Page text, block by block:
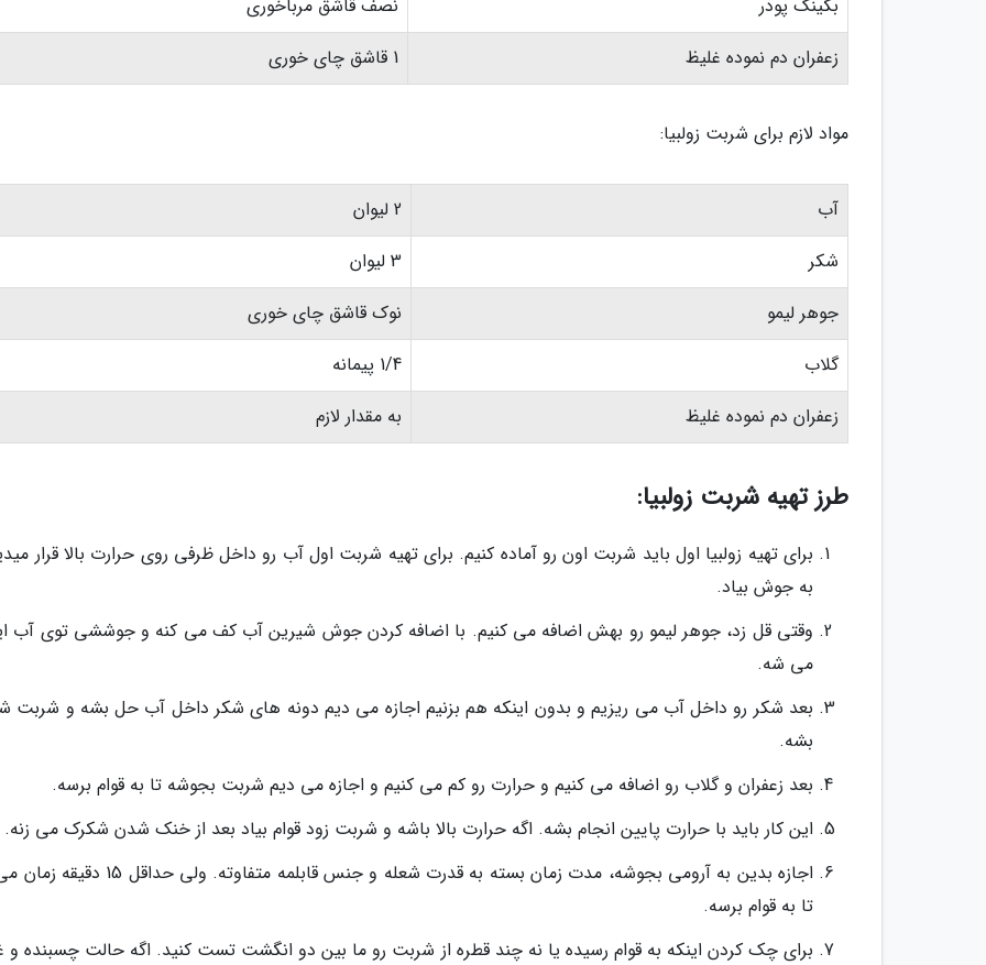
بکینگ پودر
نصف قاشق مرباخوری
زعفران دم نموده غلیظ
1 قاشق چای خوری
مواد لازم برای شربت زولبیا:
آب
2 لیوان
شکر
3 لیوان
جوهر لیمو
نوک قاشق چای خوری
گلاب
1/4 پیمانه
زعفران دم نموده غلیظ
به مقدار لازم
طرز تهیه شربت زولبیا:
برای تهیه زولبیا اول باید شربت اون رو آماده کنیم. برای تهیه شربت اول آب رو داخل ظرفی روی حرارت بالا قرار
به جوش بیاد.
وقتی قل زد، جوهر لیمو رو بهش اضافه می کنیم. با اضافه کردن جوش شیرین آب کف می کنه و جوششی توی آب
می شه.
بعد شکر رو داخل آب می ریزیم و بدون اینکه هم بزنیم اجازه می دیم دونه های شکر داخل آب حل بشه و شربت
بشه.
بعد زعفران و گلاب رو اضافه می کنیم و حرارت رو کم می کنیم و اجازه می دیم شربت بجوشه تا به قوام برسه.
این کار باید با حرارت پایین انجام بشه. اگه حرارت بالا باشه و شربت زود قوام بیاد بعد از خنک شدن شکرک می زنه.
اجازه بدین به آرومی بجوشه، مدت زمان بسته به قدرت شعله و جنس قابلمه متفاوته.
تا به قوام برسه.
برای چک کردن اینکه به قوام رسیده یا نه چند قطره از شربت رو ما بین دو انگشت تست کنید. اگه حالت چسبنده و